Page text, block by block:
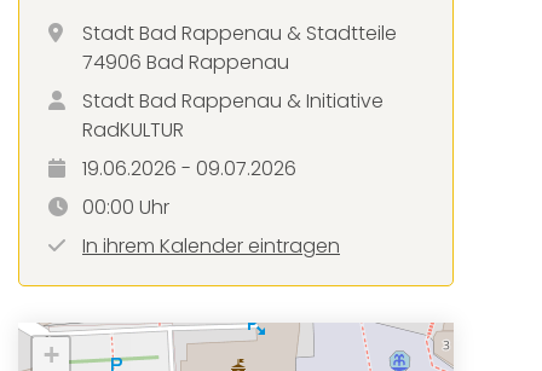
Stadt Bad Rappenau & Stadtteile
74906 Bad Rappenau
Stadt Bad Rappenau & Initiative
RadKULTUR
19.06.2026 - 09.07.2026
00:00 Uhr
In ihrem Kalender eintragen
+